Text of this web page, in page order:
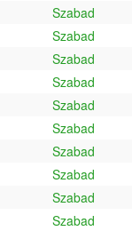
Szabad
Szabad
Szabad
Szabad
Szabad
Szabad
Szabad
Szabad
Szabad
Szabad